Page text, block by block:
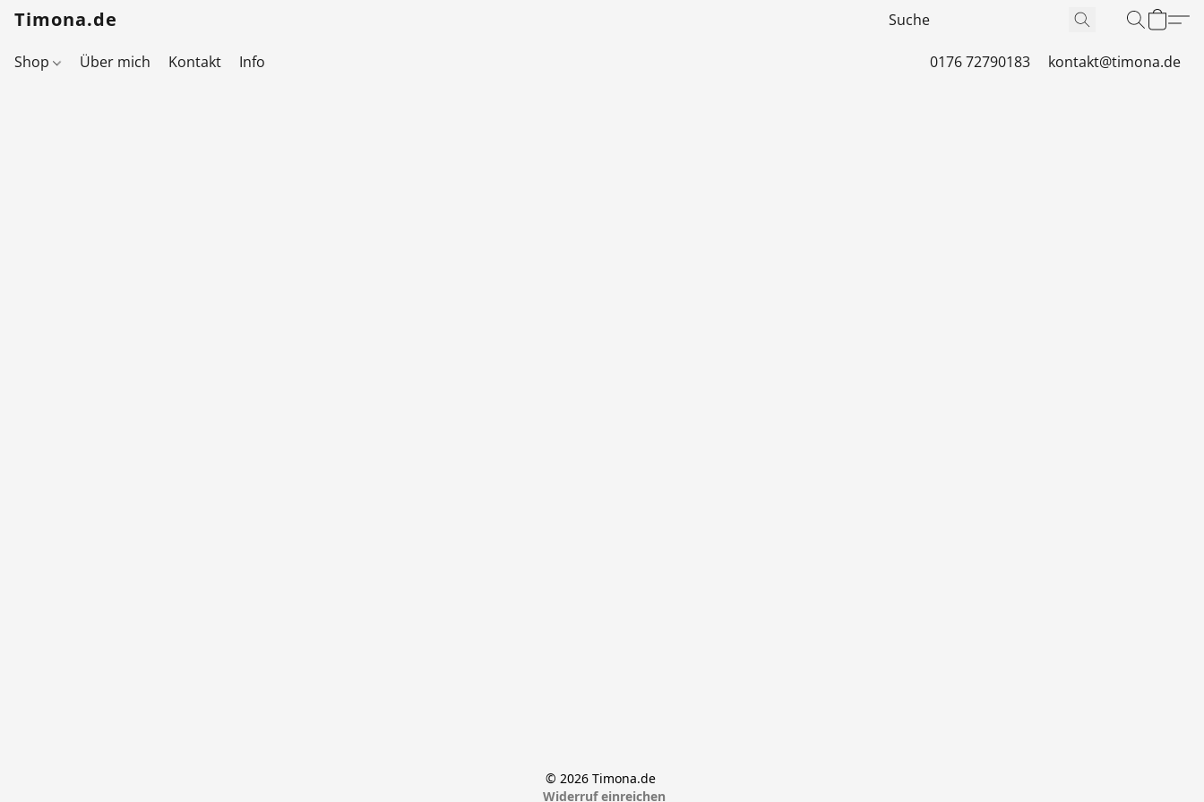
Timona.de
Shop Über mich Kontakt Info 0176 72790183 kontakt@timona.de
© 2026 Timona.de
Widerruf einreichen